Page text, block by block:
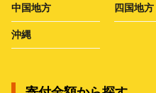
中国地方 四国地方
沖縄